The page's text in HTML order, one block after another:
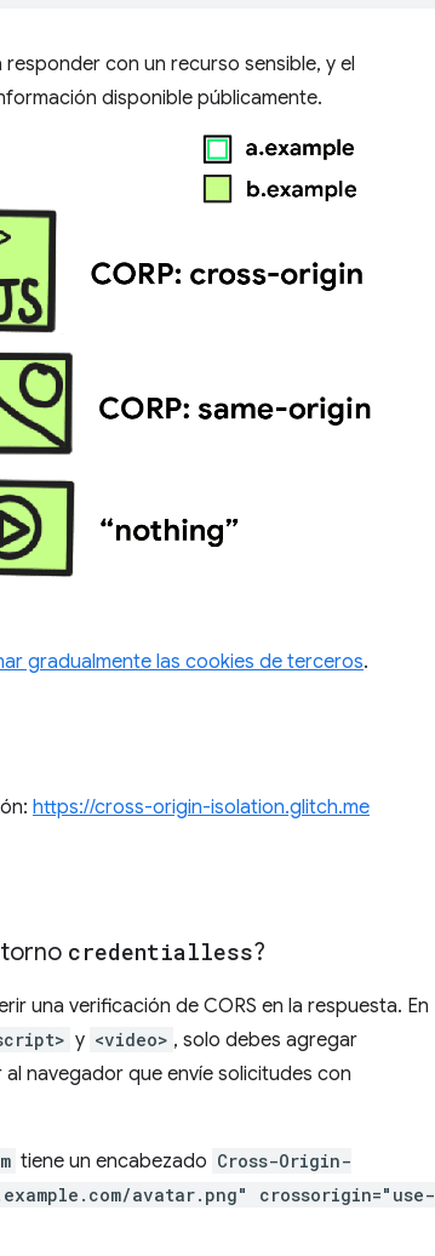
con un recurso sensible, y el
disponible públicamente.
gradualmente las cookies de terceros.
https://cross-origin-isolation.glitch.me
credentialless?
una verificación de CORS en la respuesta. En
y <video> , solo debes agregar
navegador que envíe solicitudes con
tiene un encabezado Cross-Origin-
avatar.png" crossorigin="use-